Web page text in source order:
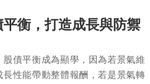
衡，打造成長與防禦
債平衡成為顯學，因為若景氣維
長性能帶動整體報酬，若是景氣轉